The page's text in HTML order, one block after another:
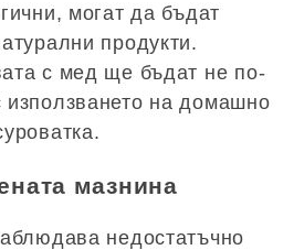
могат да бъдат
продукти.
с мед ще бъдат не по-
на домашно
мазнина
недостатъчно